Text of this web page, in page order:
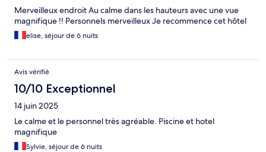
Merveilleux endroit Au calme dans les hauteurs avec une vue
magnifique !! Personnels merveilleux Je recommence cet hôtel
elise, séjour de 6 nuits
Avis vérifié
10/10 Exceptionnel
14 juin 2025
Le calme et le personnel très agréable. Piscine et hotel
magnifique
Sylvie, séjour de 6 nuits